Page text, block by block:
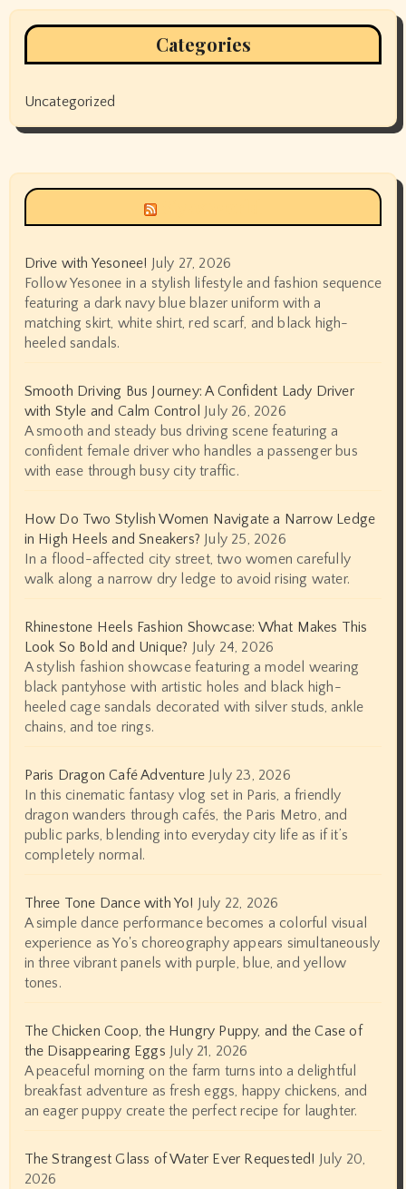
Categories
Uncategorized
Drive with Yesonee! July 27, 2026
Follow Yesonee in a stylish lifestyle and fashion sequence
featuring a dark navy blue blazer uniform with a
matching skirt, white shirt, red scarf, and black high-
heeled sandals.
Smooth Driving Bus Journey: A Confident Lady Driver
with Style and Calm Control July 26, 2026
A smooth and steady bus driving scene featuring a
confident female driver who handles a passenger bus
with ease through busy city traffic.
How Do Two Stylish Women Navigate a Narrow Ledge
in High Heels and Sneakers? July 25, 2026
In a flood-affected city street, two women carefully
walk along a narrow dry ledge to avoid rising water.
Rhinestone Heels Fashion Showcase: What Makes This
Look So Bold and Unique? July 24, 2026
A stylish fashion showcase featuring a model wearing
black pantyhose with artistic holes and black high-
heeled cage sandals decorated with silver studs, ankle
chains, and toe rings.
Paris Dragon Café Adventure July 23, 2026
In this cinematic fantasy vlog set in Paris, a friendly
dragon wanders through cafés, the Paris Metro, and
public parks, blending into everyday city life as if it’s
completely normal.
Three Tone Dance with Yo! July 22, 2026
A simple dance performance becomes a colorful visual
experience as Yo's choreography appears simultaneously
in three vibrant panels with purple, blue, and yellow
tones.
The Chicken Coop, the Hungry Puppy, and the Case of
the Disappearing Eggs July 21, 2026
A peaceful morning on the farm turns into a delightful
breakfast adventure as fresh eggs, happy chickens, and
an eager puppy create the perfect recipe for laughter.
The Strangest Glass of Water Ever Requested! July 20,
2026